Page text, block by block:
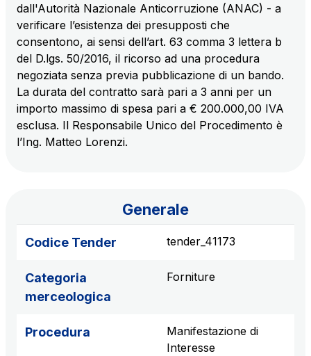
YouVerse
servizi amministrativi, generali, gestione immobili
Giovia
attività di pulizia su piazzali esterni, superfici a verde
e servizi igienici
Scadenza concessione: 2050
Km rete: 32
Scadenza concessione: 2032
Società Autostrada Tirrenica p.A.
dall'Autorità Nazionale Anticorruzione (ANAC) - a
verificare l’esistenza dei presupposti che
consentono, ai sensi dell’art. 63 comma 3 lettera b
del D.lgs. 50/2016, il ricorso ad una procedura
negoziata senza previa pubblicazione di un bando.
La durata del contratto sarà pari a 3 anni per un
importo massimo di spesa pari a € 200.000,00 IVA
esclusa. Il Responsabile Unico del Procedimento è
l’Ing. Matteo Lorenzi.
Generale
Codice Tender tender_41173
Categoria
merceologica
Forniture
Procedura
Manifestazione di
Interesse